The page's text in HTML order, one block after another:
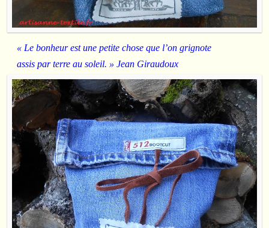
« Le bonheur est une petite chose que l’on grignote
assis par terre au soleil. » Jean Giraudoux